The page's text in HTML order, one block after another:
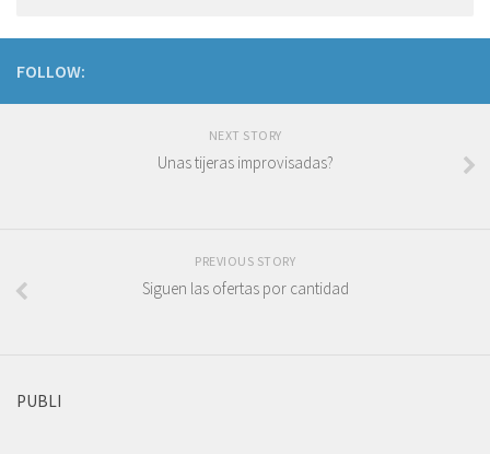
FOLLOW:
NEXT STORY
Unas tijeras improvisadas?
PREVIOUS STORY
Siguen las ofertas por cantidad
PUBLI